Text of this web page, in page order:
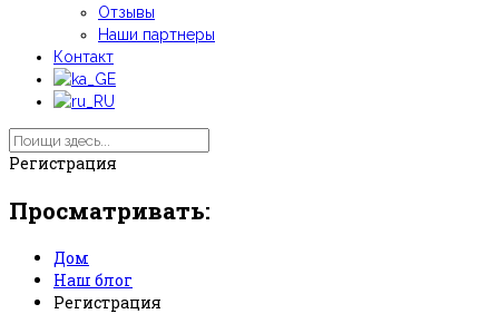
Отзывы
Наши партнеры
Контакт
Регистрация
Просматривать:
Дом
Наш блог
Регистрация